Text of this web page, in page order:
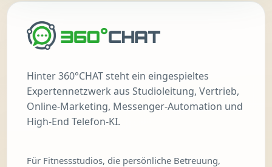
Hinter 360°CHAT steht ein eingespieltes
Expertennetzwerk aus Studioleitung, Vertrieb,
Online-Marketing, Messenger-Automation und
High-End Telefon-KI.
Für Fitnessstudios, die persönliche Betreuung,